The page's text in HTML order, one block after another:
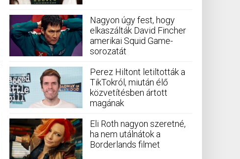
Nagyon úgy fest, hogy
elkaszálták David Fincher
amerikai Squid Game-
sorozatát
Perez Hiltont letiltották a
TikTokról, miután élő
közvetítésben ártott
magának
Eli Roth nagyon szeretné,
ha nem utálnátok a
Borderlands filmet